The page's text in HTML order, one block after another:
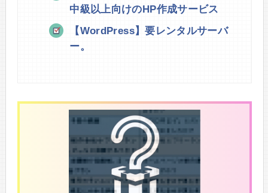
中級以上向けのHP作成サービス
【WordPress】要レンタルサーバ
ー。